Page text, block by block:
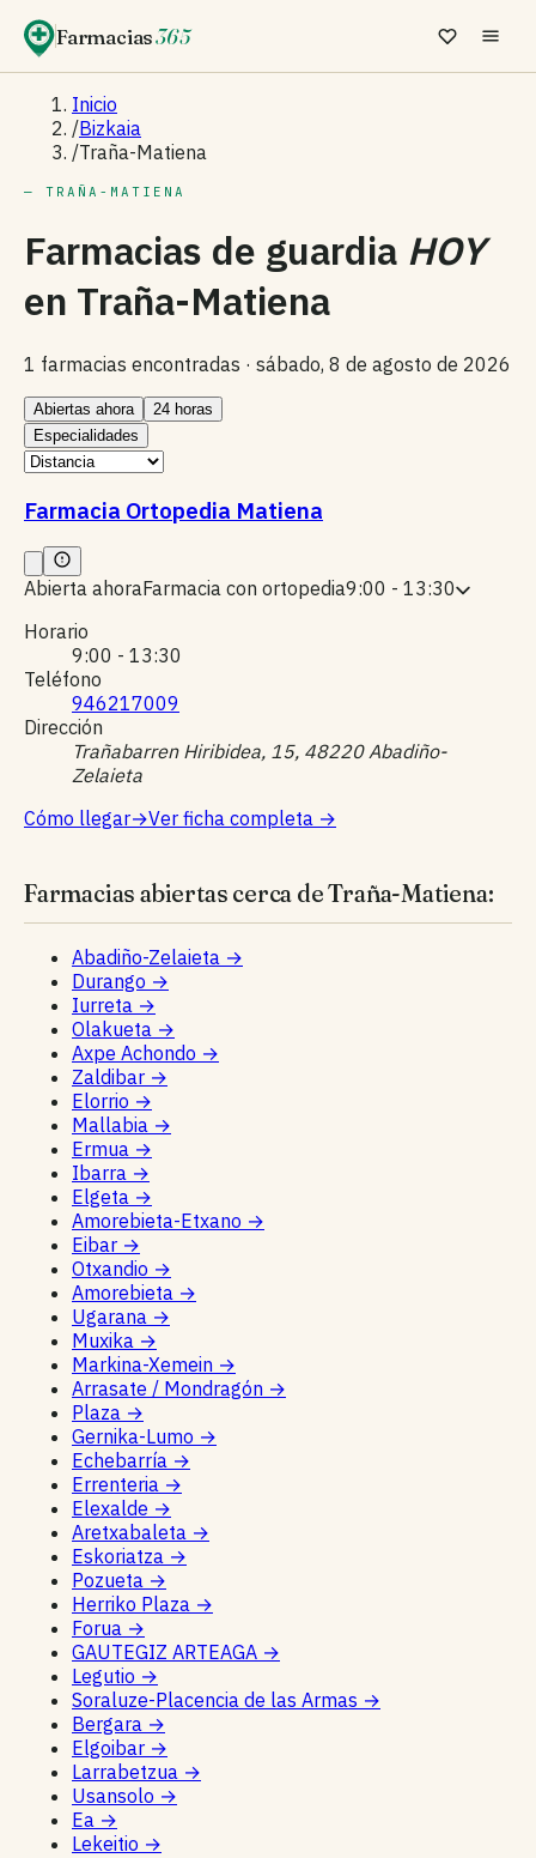
Farmacias365
Inicio
/Bizkaia
/Traña-Matiena
— TRAÑA-MATIENA
Farmacias de guardia HOY
en Traña-Matiena
1 farmacias encontradas · sábado, 8 de agosto de 2026
Abiertas ahora
24 horas
Especialidades
Farmacia Ortopedia Matiena
Abierta ahoraFarmacia con ortopedia9:00 - 13:30
Horario
9:00 - 13:30
Teléfono
946217009
Dirección
Trañabarren Hiribidea, 15, 48220 Abadiño-
Zelaieta
Cómo llegar→Ver ficha completa →
Farmacias abiertas cerca de Traña-Matiena:
Abadiño-Zelaieta →
Durango →
Iurreta →
Olakueta →
Axpe Achondo →
Zaldibar →
Elorrio →
Mallabia →
Ermua →
Ibarra →
Elgeta →
Amorebieta-Etxano →
Eibar →
Otxandio →
Amorebieta →
Ugarana →
Muxika →
Markina-Xemein →
Arrasate / Mondragón →
Plaza →
Gernika-Lumo →
Echebarría →
Errenteria →
Elexalde →
Aretxabaleta →
Eskoriatza →
Pozueta →
Herriko Plaza →
Forua →
GAUTEGIZ ARTEAGA →
Legutio →
Soraluze-Placencia de las Armas →
Bergara →
Elgoibar →
Larrabetzua →
Usansolo →
Ea →
Lekeitio →